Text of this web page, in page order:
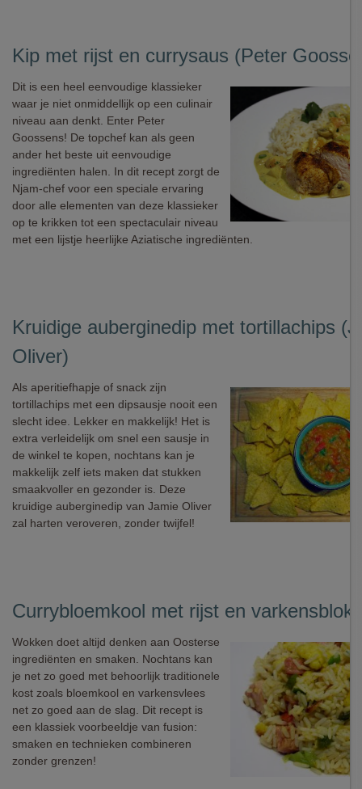
Kip met rijst en currysaus (Peter
Dit is een heel eenvoudige klassieker
waar je niet onmiddellijk op een culinair
niveau aan denkt. Enter Peter
Goossens! De topchef kan als geen
ander het beste uit eenvoudige
ingrediënten halen. In dit recept zorgt de
Njam-chef voor een speciale ervaring
door alle elementen van deze klassieker
op te krikken tot een spectaculair niveau
met een lijstje heerlijke Aziatische ingrediënten.
Kruidige auberginedip met tortillachips
Oliver)
Als aperitiefhapje of snack zijn
tortillachips met een dipsausje nooit een
slecht idee. Lekker en makkelijk! Het is
extra verleidelijk om snel een sausje in
de winkel te kopen, nochtans kan je
makkelijk zelf iets maken dat stukken
smaakvoller en gezonder is. Deze
kruidige auberginedip van Jamie Oliver
zal harten veroveren, zonder twijfel!
Currybloemkool met rijst en
Wokken doet altijd denken aan Oosterse
ingrediënten en smaken. Nochtans kan
je net zo goed met behoorlijk traditionele
kost zoals bloemkool en varkensvlees
net zo goed aan de slag. Dit recept is
een klassiek voorbeeldje van fusion:
smaken en technieken combineren
zonder grenzen!